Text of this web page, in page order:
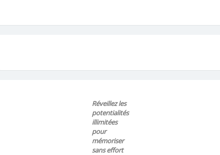
Réveillez les
potentialités
illimitées
pour
mémoriser
sans effort